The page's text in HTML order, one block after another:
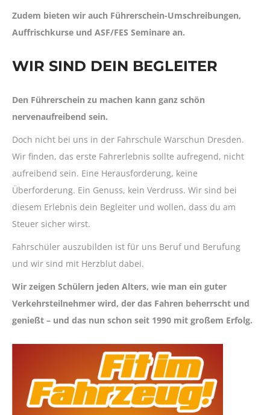
Zudem bieten wir auch Führerschein-Umschreibungen,
Auffrischkurse und ASF/FES Seminare an.
WIR SIND DEIN BEGLEITER
Den Führerschein zu machen kann ganz schön
nervenaufreibend sein.
Doch nicht bei uns in der Fahrschule Warschun Dresden.
Wir finden, das erste Fahrerlebnis sollte aufregend, nicht
aufreibend sein. Eine Herausforderung, keine
Überforderung. Ein Genuss, kein Verdruss. Wir sind bei
diesem Erlebnis dein Begleiter und wollen, dass du am
Steuer sicher wirst.
Fahrschüler auszubilden ist für uns Beruf und Berufung
und wir sind mit Herzblut dabei.
Wir zeigen Schülern jeden Alters, wie man ein guter
Verkehrsteilnehmer wird, der das Fahren beherrscht und
genießt – und das nun schon seit 1990 mit großem Erfolg.